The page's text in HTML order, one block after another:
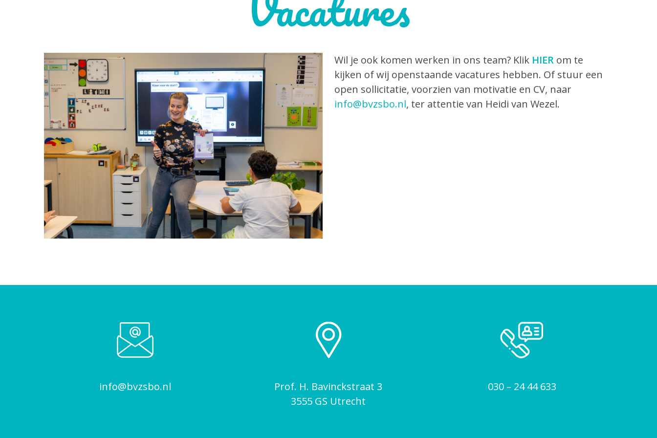
Wil je ook komen werken in ons team? Klik HIERom te
kijken of wij openstaande vacatures hebben. Of stuur een
open sollicitatie, voorzien van motivatie en CV, naar
info@bvzsbo.nl, ter attentie van Heidi van Wezel.
info@bvzsbo.nl
Prof. H. Bavinckstraat 3
3555 GS Utrecht
030 – 24 44 633